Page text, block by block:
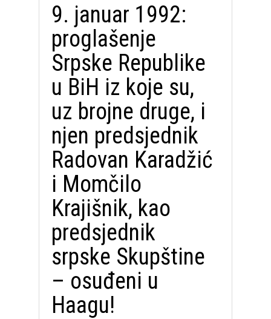
9. januar 1992:
proglašenje
Srpske Republike
u BiH iz koje su,
uz brojne druge, i
njen predsjednik
Radovan Karadžić
i Momčilo
Krajišnik, kao
predsjednik
srpske Skupštine
– osuđeni u
Haagu!